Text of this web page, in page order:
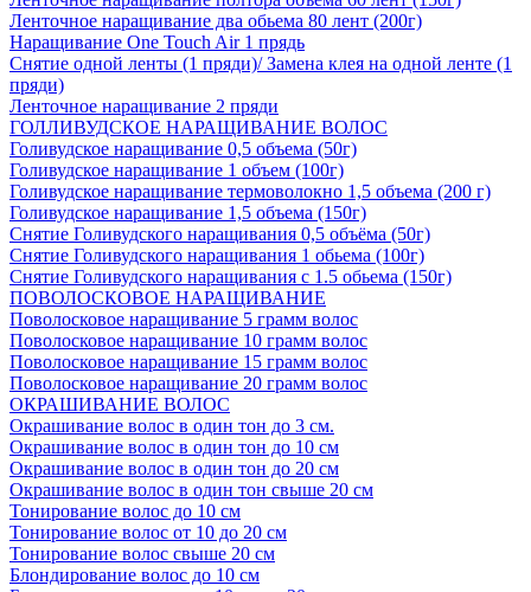
Ленточное наращивание два обьема 80 лент (200г)
Наращивание One Touch Air 1 прядь
Снятие одной ленты (1 пряди)/ Замена клея на одной ленте (1
пряди)
Ленточное наращивание 2 пряди
ГОЛЛИВУДСКОЕ НАРАЩИВАНИЕ ВОЛОС
Голивудское наращивание 0,5 объема (50г)
Голивудское наращивание 1 объем (100г)
Голивудское наращивание термоволокно 1,5 объема (200 г)
Голивудское наращивание 1,5 объема (150г)
Снятие Голивудского наращивания 0,5 объёма (50г)
Снятие Голивудского наращивания 1 обьема (100г)
Снятие Голивудского наращивания с 1.5 обьема (150г)
ПОВОЛОСКОВОЕ НАРАЩИВАНИЕ
Поволосковое наращивание 5 грамм волос
Поволосковое наращивание 10 грамм волос
Поволосковое наращивание 15 грамм волос
Поволосковое наращивание 20 грамм волос
ОКРАШИВАНИЕ ВОЛОС
Окрашивание волос в один тон до 3 см.
Окрашивание волос в один тон до 10 см
Окрашивание волос в один тон до 20 см
Окрашивание волос в один тон свыше 20 см
Тонирование волос до 10 см
Тонирование волос от 10 до 20 см
Тонирование волос свыше 20 см
Блондирование волос до 10 см